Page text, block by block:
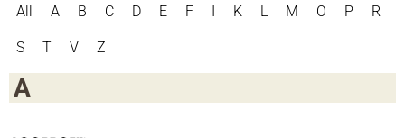
All A B C D E F I K L M O P R
S T V Z
A